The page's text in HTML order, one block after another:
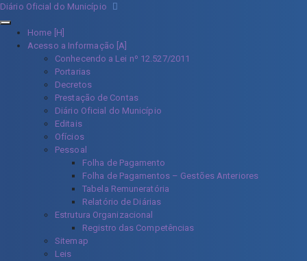
Diário Oficial do Município
Home [H]
Acesso a Informação [A]
Conhecendo a Lei nº 12.527/2011
Portarias
Decretos
Prestação de Contas
Diário Oficial do Município
Editais
Ofícios
Pessoal
Folha de Pagamento
Folha de Pagamentos – Gestões Anteriores
Tabela Remuneratória
Relatório de Diárias
Estrutura Organizacional
Registro das Competências
Sitemap
Leis